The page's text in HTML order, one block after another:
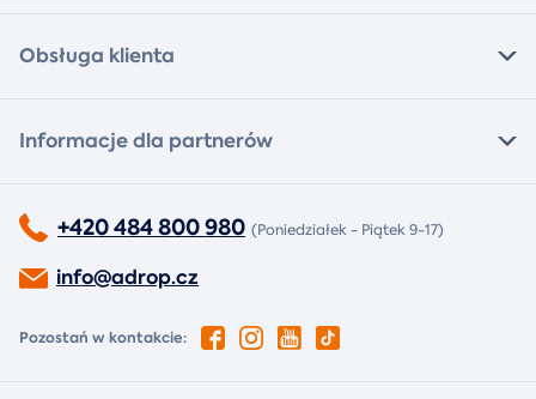
Obsługa klienta
Informacje dla partnerów
+420 484 800 980 (Poniedziałek - Piątek 9-17)
info@adrop.cz
Pozostań w kontakcie: